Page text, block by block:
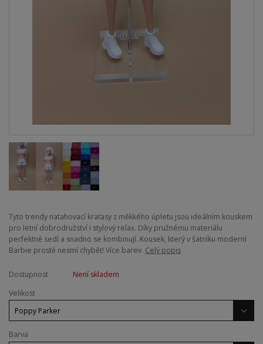
Tyto trendy natahovací kraťasy z měkkého úpletu jsou ideálním kouskem
pro letní dobrodružství i stylový relax. Díky pružnému materiálu
perfektně sedí a snadno se kombinují. Kousek, který v šatníku moderní
Barbie prostě nesmí chybět! Více barev. Celý popis
Dostupnost
Není skladem
Velikost
Barva